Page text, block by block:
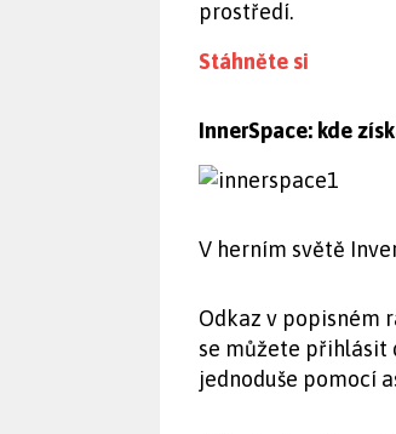
prostředí.
Stáhněte si
InnerSpace: kde
V herním světě
Odkaz v popisném
se můžete přihlásit
jednoduše pomocí